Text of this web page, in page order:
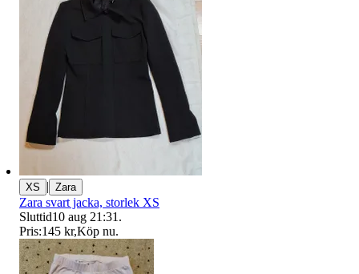
XS | Zara
Zara svart jacka, storlek XS
Sluttid10 aug 21:31 .
Pris:145 kr,Köp nu.